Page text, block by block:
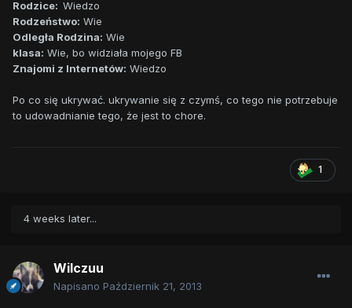
Rodzice: Wiedzo
Rodzeństwo: Wie
Odległa Rodzina: Wie
klasa: Wie, bo widziała mojego FB
Znajomi z Internetów: Wiedzo
Po co się ukrywać. ukrywanie się z czymś, co tego nie potrzebuje
to udowadnianie tego, że jest to chore.
1
4 weeks later...
Wilczuu
Napisano Październik 21, 2013